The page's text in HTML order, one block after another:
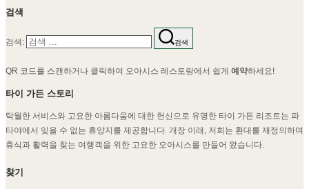
검색
검색: 검색
QR 코드를 스캔하거나 클릭하여 오아시스 레스토랑에서 쉽게 예약하세요!
타이 가든 스토리
탁월한 서비스와 고요한 아름다움에 대한 헌신으로 유명한 타이 가든 리조트는 파
타야에서 잊을 수 없는 휴양지를 제공합니다. 개장 이래, 저희는 환대를 재정의하며
휴식과 활력을 찾는 여행객을 위한 고요한 오아시스를 만들어 왔습니다.
찾기